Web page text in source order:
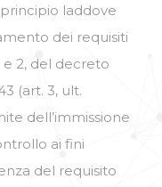
laddove
dei requisiti
e 2, del decreto
(art. 3, ult.
dell’immissione
ai fini
del requisito